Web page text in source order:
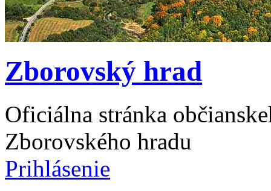
Zborovský hrad
Oficiálna stránka
Zborovského hradu
Prihlásenie